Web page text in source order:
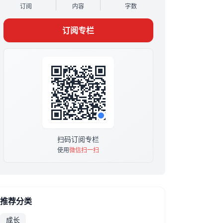
其次，一轮复习可以帮助学生理清知识框架。在
学习过程中，学生可能会遗忘一些知识点的关联
性，一轮复习可以帮助他们理清知识框架，从而
更好地掌握知识。
过一轮复习，学生可以更好地掌握知识，从而在
考试中更加得心应手。
因此，我希望学生们能够重视一轮复习，认真复
习所学知识，从而取得更好的成绩。
不仅适用于学生，新老师不懂一轮复习如何授课
订阅 内容 字数
订阅专栏
扫码订阅专栏
使用微信扫一扫
推荐分类
成长